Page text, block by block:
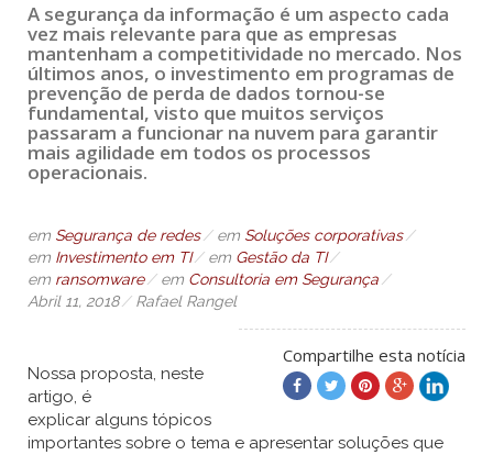
A segurança da informação é um aspecto cada
vez mais relevante para que as empresas
mantenham a competitividade no mercado. Nos
últimos anos, o investimento em programas de
prevenção de perda de dados tornou-se
fundamental, visto que muitos serviços
passaram a funcionar na nuvem para garantir
mais agilidade em todos os processos
operacionais.
em Segurança de redes em Soluções corporativas
em Investimento em TI em Gestão da TI
em ransomware em Consultoria em Segurança
Abril 11, 2018
Rafael Rangel
Compartilhe esta notícia
Nossa proposta, neste
artigo, é
explicar alguns tópicos
importantes sobre o tema e apresentar soluções que